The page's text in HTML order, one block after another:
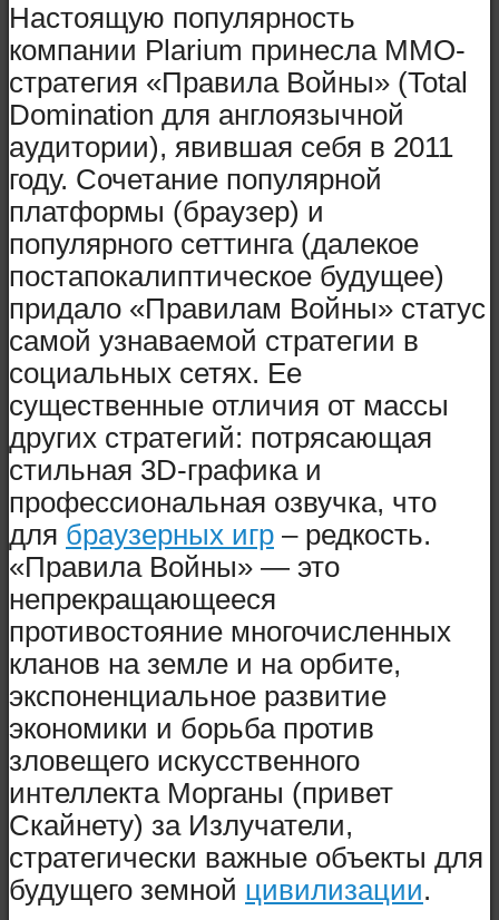
Настоящую популярность
компании Plarium принесла ММО-
стратегия «Правила Войны» (Total
Domination для англоязычной
аудитории), явившая себя в 2011
году. Сочетание популярной
платформы (браузер) и
популярного сеттинга (далекое
постапокалиптическое будущее)
придало «Правилам Войны» статус
самой узнаваемой стратегии в
социальных сетях. Ее
существенные отличия от массы
других стратегий: потрясающая
стильная 3D-графика и
профессиональная озвучка, что
для браузерных игр – редкость.
«Правила Войны» — это
непрекращающееся
противостояние многочисленных
кланов на земле и на орбите,
экспоненциальное развитие
экономики и борьба против
зловещего искусственного
интеллекта Морганы (привет
Скайнету) за Излучатели,
стратегически важные объекты для
будущего земной цивилизации.